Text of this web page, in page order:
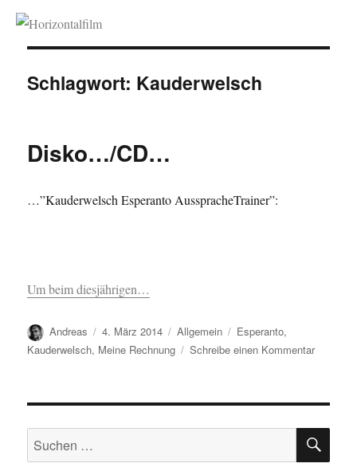
Horizontalfilm
Schlagwort: Kauderwelsch
Disko…/CD…
…”Kauderwelsch Esperanto AusspracheTrainer”:
Um beim diesjährigen…
Autor
Andreas
Veröffentlicht
am
4. März 2014 Kategorien
Allgemein Schlagwörter
Esperanto,
Kauderwelsch, Meine Rechnung Schreibe einen Kommentarzu
Suchen
nach: